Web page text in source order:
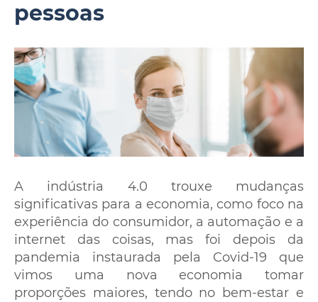
pessoas
A indústria 4.0 trouxe mudanças
significativas para a economia, como foco na
experiência do consumidor, a automação e a
internet das coisas, mas foi depois da
pandemia instaurada pela Covid-19 que
vimos uma nova economia tomar
proporções maiores, tendo no bem-estar e